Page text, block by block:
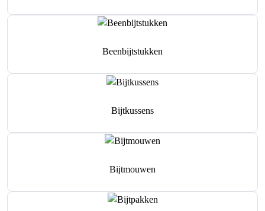
Beenbijtstukken
Bijtkussens
Bijtmouwen